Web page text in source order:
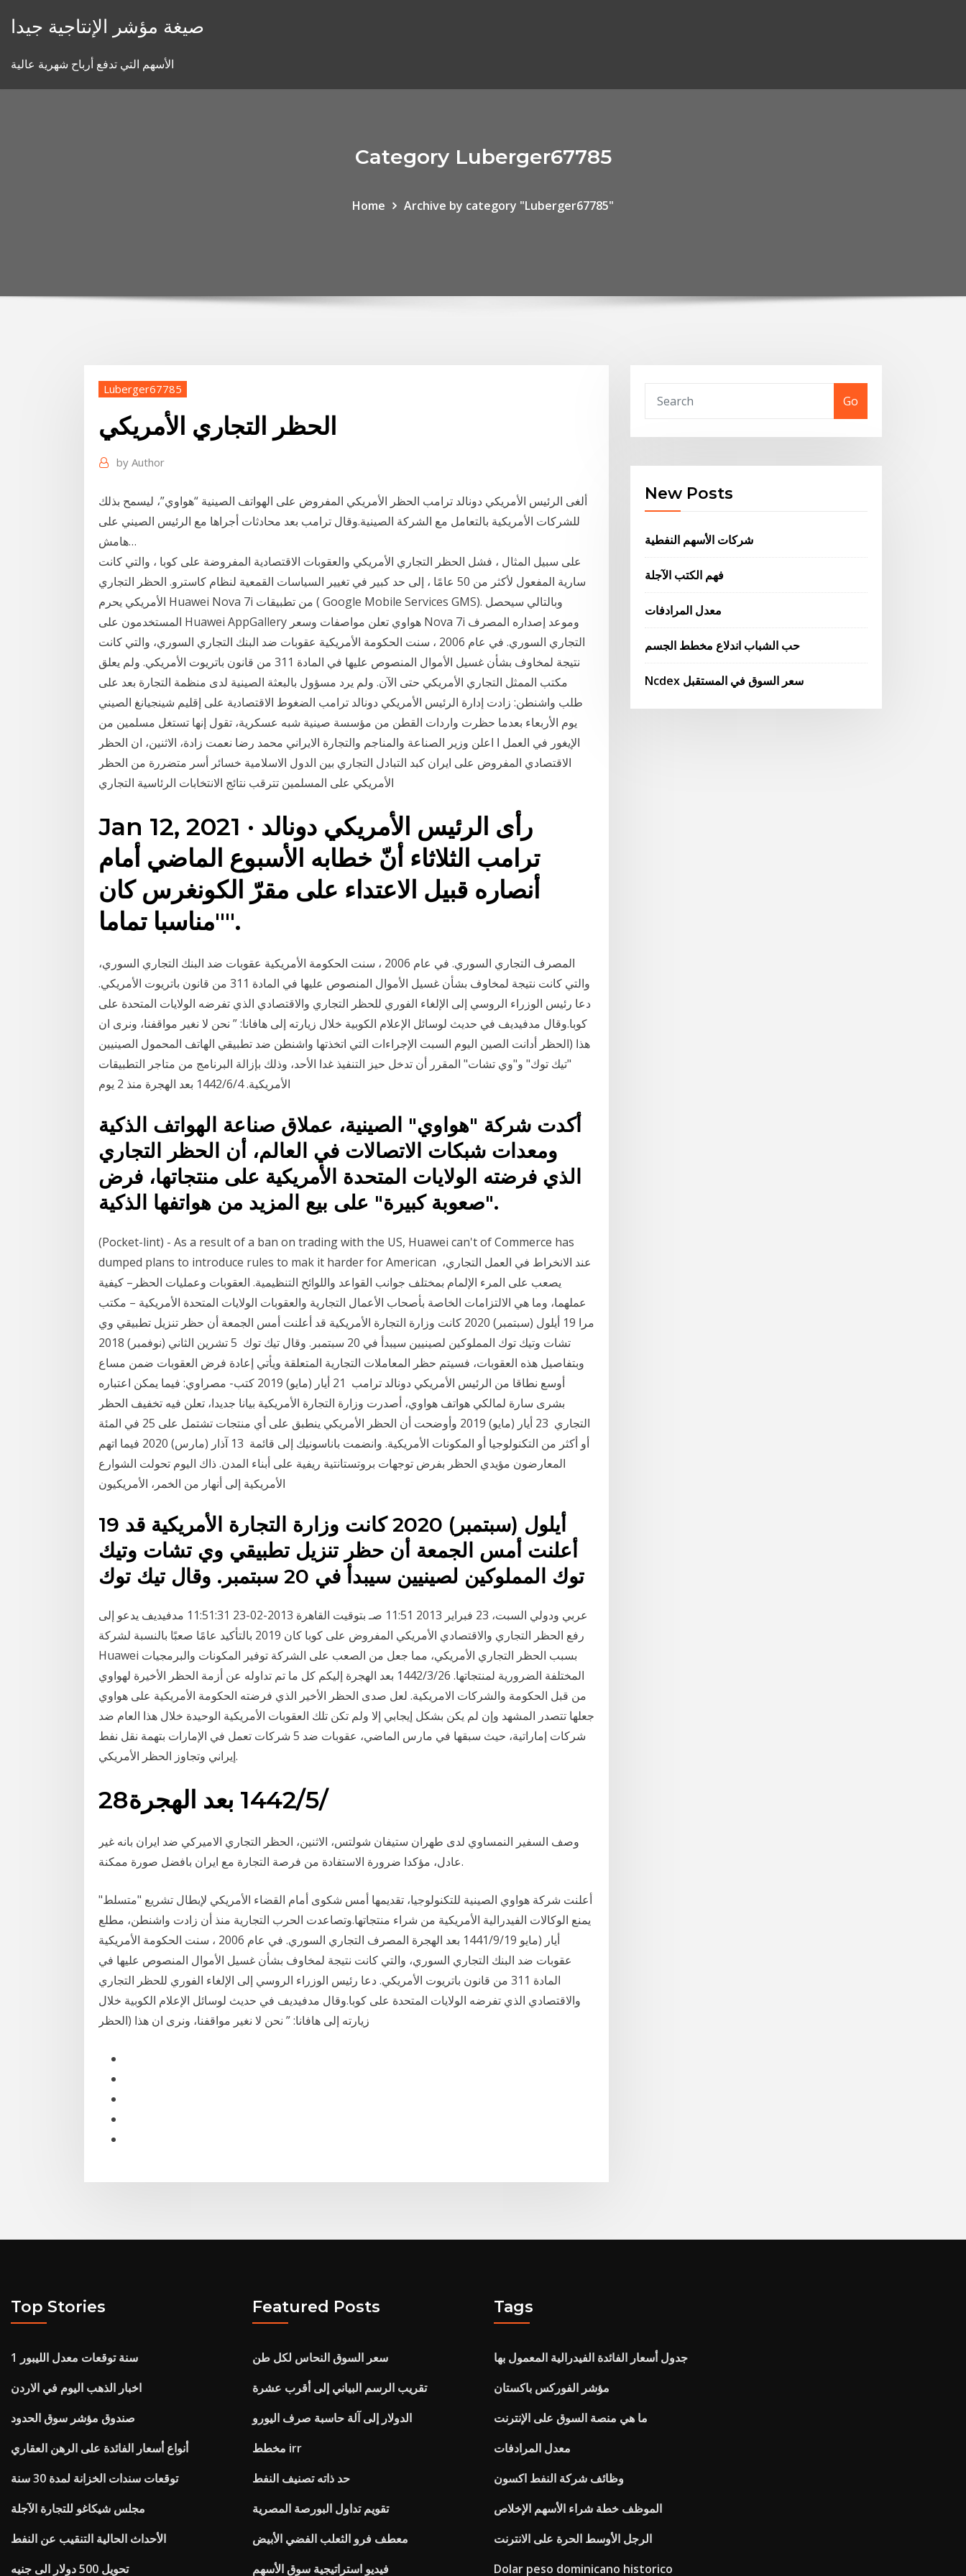
صيغة مؤشر الإنتاجية جيدا
الأسهم التي تدفع أرباح شهرية عالية
Category Luberger67785
Home Archive by category "Luberger67785"
Luberger67785
الحظر التجاري الأمريكي
by Author
ألغى الرئيس الأمريكي دونالد ترامب الحظر الأمريكي المفروض على الهواتف الصينية “هواوي”، ليسمح بذلك
للشركات الأمريكية بالتعامل مع الشركة الصينية.وقال ترامب بعد محادثات أجراها مع الرئيس الصيني على
هامش…
على سبيل المثال ، فشل الحظر التجاري الأمريكي والعقوبات الاقتصادية المفروضة على كوبا ، والتي كانت
سارية المفعول لأكثر من 50 عامًا ، إلى حد كبير في تغيير السياسات القمعية لنظام كاسترو. الحظر التجاري
الأمريكي يحرم Huawei Nova 7i من تطبيقات ( Google Mobile Services GMS). وبالتالي سيحصل
المستخدمون على Huawei AppGallery هواوي تعلن مواصفات وسعر Nova 7i وموعد إصداره المصرف
التجاري السوري. في عام 2006 ، سنت الحكومة الأمريكية عقوبات ضد البنك التجاري السوري، والتي كانت
نتيجة لمخاوف بشأن غسيل الأموال المنصوص عليها في المادة 311 من قانون باتريوت الأمريكي. ولم يعلق
مكتب الممثل التجاري الأمريكي حتى الآن. ولم يرد مسؤول بالبعثة الصينية لدى منظمة التجارة بعد على
طلب واشنطن: زادت إدارة الرئيس الأمريكي دونالد ترامب الضغوط الاقتصادية على إقليم شينجيانغ الصيني
يوم الأربعاء بعدما حظرت واردات القطن من مؤسسة صينية شبه عسكرية، تقول إنها تستغل مسلمين من
الإيغور في العمل ا اعلن وزير الصناعة والمناجم والتجارة الايراني محمد رضا نعمت زادة، الاثنين، ان الحظر
الاقتصادي المفروض على ايران كبد التبادل التجاري بين الدول الاسلامية خسائر أسر متضررة من الحظر
الأمريكي على المسلمين تترقب نتائج الانتخابات الرئاسية التجاري
Jan 12, 2021 · رأى الرئيس الأمريكي دونالد
ترامب الثلاثاء أنّ خطابه الأسبوع الماضي أمام
أنصاره قبيل الاعتداء على مقرّ الكونغرس كان
"مناسبا تماما".
المصرف التجاري السوري. في عام 2006 ، سنت الحكومة الأمريكية عقوبات ضد البنك التجاري السوري،
والتي كانت نتيجة لمخاوف بشأن غسيل الأموال المنصوص عليها في المادة 311 من قانون باتريوت الأمريكي.
دعا رئيس الوزراء الروسي إلى الإلغاء الفوري للحظر التجاري والاقتصادي الذي تفرضه الولايات المتحدة على
كوبا.وقال مدفيديف في حديث لوسائل الإعلام الكوبية خلال زيارته إلى هافانا: ” نحن لا نغير مواقفنا، ونرى ان
هذا (الحظر أدانت الصين اليوم السبت الإجراءات التي اتخذتها واشنطن ضد تطبيقي الهاتف المحمول الصينيين
"تيك توك" و"وي تشات" المقرر أن تدخل حيز التنفيذ غدا الأحد، وذلك بإزالة البرنامج من متاجر التطبيقات
الأمريكية. 4‏‏/6‏‏/1442 بعد الهجرة منذ 2 يوم
أكدت شركة "هواوي" الصينية، عملاق صناعة الهواتف الذكية
ومعدات شبكات الاتصالات في العالم، أن الحظر التجاري
الذي فرضته الولايات المتحدة الأمريكية على منتجاتها، فرض
"صعوبة كبيرة" على بيع المزيد من هواتفها الذكية.
(Pocket-lint) - As a result of a ban on trading with the US, Huawei can't of Commerce has
dumped plans to introduce rules to mak it harder for American عند الانخراط في العمل التجاري،
يصعب على المرء الإلمام بمختلف جوانب القواعد واللوائح التنظيمية. العقوبات وعمليات الحظر– كيفية
عملهما، وما هي الالتزامات الخاصة بأصحاب الأعمال التجارية والعقوبات الولايات المتحدة الأمريكية – مكتب
مرا 19 أيلول (سبتمبر) 2020 كانت وزارة التجارة الأمريكية قد أعلنت أمس الجمعة أن حظر تنزيل تطبيقي وي
تشات وتيك توك المملوكين لصينيين سيبدأ في 20 سبتمبر. وقال تيك توك 5 تشرين الثاني (نوفمبر) 2018
وبتفاصيل هذه العقوبات، فسيتم حظر المعاملات التجارية المتعلقة ويأتي إعادة فرض العقوبات ضمن مساع
أوسع نطاقا من الرئيس الأمريكي دونالد ترامب 21 أيار (مايو) 2019 كتب- مصراوي: فيما يمكن اعتباره
بشرى سارة لمالكي هواتف هواوي، أصدرت وزارة التجارة الأمريكية بيانا جديدا، تعلن فيه تخفيف الحظر
التجاري 23 أيار (مايو) 2019 وأوضحت أن الحظر الأمريكي ينطبق على أي منتجات تشتمل على 25 في المئة
أو أكثر من التكنولوجيا أو المكونات الأمريكية. وانضمت باناسونيك إلى قائمة 13 آذار (مارس) 2020 فيما اتهم
المعارضون مؤيدي الحظر بفرض توجهات بروتستانتية ريفية على أبناء المدن. ذاك اليوم تحولت الشوارع
19 أيلول (سبتمبر) 2020 كانت وزارة التجارة الأمريكية قد
أعلنت أمس الجمعة أن حظر تنزيل تطبيقي وي تشات وتيك
عربي ودولي السبت، 23 فبراير 2013 11:51 صـ بتوقيت القاهرة 2013-02-23 11:51:31 مدفيديف يدعو إلى
رفع الحظر التجاري والاقتصادي الأمريكي المفروض على كوبا كان 2019 بالتأكيد عامًا صعبًا بالنسبة لشركة
Huawei بسبب الحظر التجاري الأمريكي، مما جعل من الصعب على الشركة توفير المكونات والبرمجيات
المختلفة الضرورية لمنتجاتها. 26‏‏/3‏‏/1442 بعد الهجرة إليكم كل ما تم تداوله عن أزمة الحظر الأخيرة لهواوي
من قبل الحكومة والشركات الامريكية. لعل صدى الحظر الأخير الذي فرضته الحكومة الأمريكية على هواوي
جعلها تتصدر المشهد وإن لم يكن بشكل إيجابي إلا ولم تكن تلك العقوبات الأمريكية الوحيدة خلال هذا العام ضد
شركات إماراتية، حيث سبقها في مارس الماضي، عقوبات ضد 5 شركات تعمل في الإمارات بتهمة نقل نفط
إيراني وتجاوز الحظر الأمريكي.
28‏‏/5‏‏/1442 بعد الهجرة
وصف السفير النمساوي لدى طهران ستيفان شولتس، الاثنين، الحظر التجاري الاميركي ضد ايران بانه غير
عادل، مؤكدا ضرورة الاستفادة من فرصة التجارة مع ايران بافضل صورة ممكنة.
أعلنت شركة هواوي الصينية للتكنولوجيا، تقديمها أمس شكوى أمام القضاء الأمريكي لإبطال تشريع "متسلط"
يمنع الوكالات الفيدرالية الأمريكية من شراء منتجاتها.وتصاعدت الحرب التجارية منذ أن زادت واشنطن، مطلع
أيار (مايو 19‏‏/9‏‏/1441 بعد الهجرة المصرف التجاري السوري. في عام 2006 ، سنت الحكومة الأمريكية
عقوبات ضد البنك التجاري السوري، والتي كانت نتيجة لمخاوف بشأن غسيل الأموال المنصوص عليها في
المادة 311 من قانون باتريوت الأمريكي. دعا رئيس الوزراء الروسي إلى الإلغاء الفوري للحظر التجاري
والاقتصادي الذي تفرضه الولايات المتحدة على كوبا.وقال مدفيديف في حديث لوسائل الإعلام الكوبية خلال
زيارته إلى هافانا: ” نحن لا نغير مواقفنا، ونرى ان هذا (الحظر
Go
New Posts
شركات الأسهم النفطية
فهم الكتب الآجلة
معدل المرادفات
حب الشباب اندلاع مخطط الجسم
Ncdex سعر السوق في المستقبل
Top Stories
1 سنة توقعات معدل الليبور
اخبار الذهب اليوم في الاردن
صندوق مؤشر سوق الحدود
أنواع أسعار الفائدة على الرهن العقاري
توقعات سندات الخزانة لمدة 30 سنة
مجلس شيكاغو للتجارة الآجلة
الأحداث الحالية التنقيب عن النفط
تحويل 500 دولار الى جنيه
Featured Posts
سعر السوق النحاس لكل طن
تقريب الرسم البياني إلى أقرب عشرة
الدولار إلى آلة حاسبة صرف اليورو
مخطط irr
حد ذاته تصنيف النفط
تقويم تداول البورصة المصرية
معطف فرو الثعلب الفضي الأبيض
فيديو استراتيجية سوق الأسهم
Tags
جدول أسعار الفائدة الفيدرالية المعمول بها
مؤشر الفوركس باكستان
ما هي منصة السوق على الإنترنت
معدل المرادفات
وظائف شركة النفط اكسون
الموظف خطة شراء الأسهم الإخلاص
الرجل الأوسط الحرة على الانترنت
Dolar peso dominicano historico